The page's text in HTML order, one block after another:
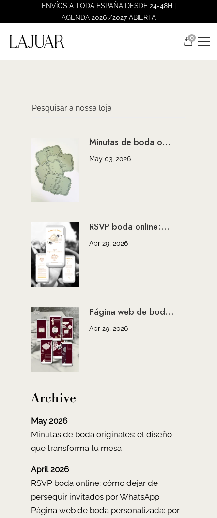
ENVÍOS A TODA ESPAÑA DESDE 24-48H |
AGENDA 2026 /2027 ABIERTA
0
Minutas de boda o...
May 03, 2026
RSVP boda online:...
Apr 29, 2026
Página web de bod...
Apr 29, 2026
Archive
May 2026
Minutas de boda originales: el diseño
que transforma tu mesa
April 2026
RSVP boda online: cómo dejar de
perseguir invitados por WhatsApp
Página web de boda personalizada: por